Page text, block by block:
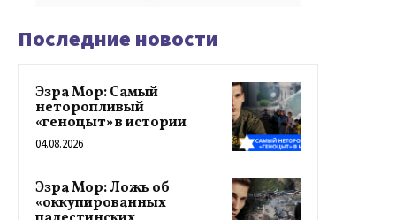
Последние новости
Эзра Мор: Самый
неторопливый
«геноцыт» в истории
04.08.2026
Эзра Мор: Ложь об
«оккупированных